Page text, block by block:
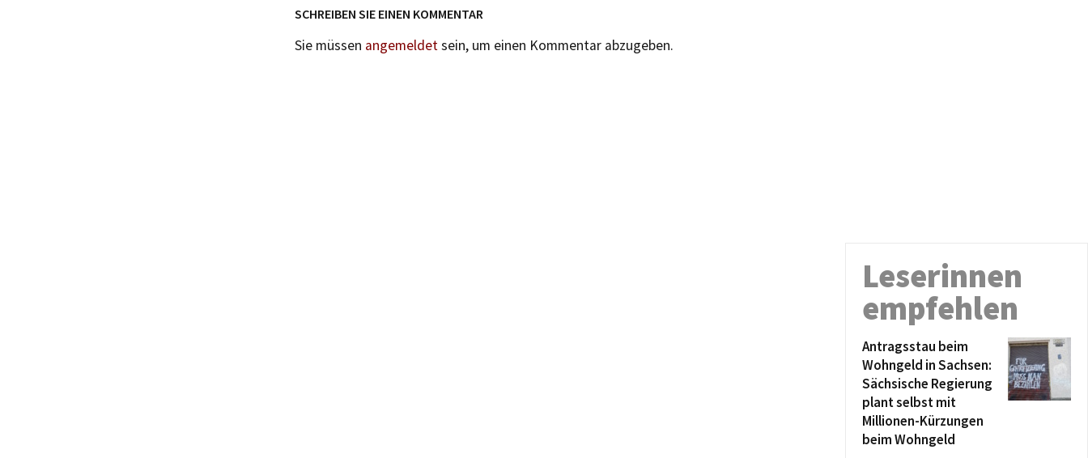
SCHREIBEN SIE EINEN KOMMENTAR
Sie müssen angemeldetsein, um einen Kommentar abzugeben.
Leserinnen
empfehlen
Antragsstau beim
Wohngeld in Sachsen:
Sächsische Regierung
plant selbst mit
Millionen-Kürzungen
beim Wohngeld